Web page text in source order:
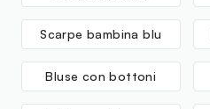
Scarpe bambina blu
Bluse con bottoni